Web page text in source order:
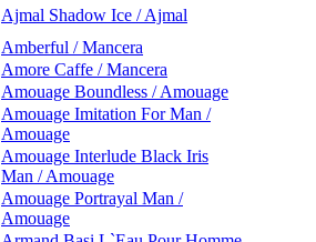
Ajmal Shadow Ice / Ajmal
Amberful / Mancera
Amore Caffe / Mancera
Amouage Boundless / Amouage
Amouage Imitation For Man /
Amouage
Amouage Interlude Black Iris
Man / Amouage
Amouage Portrayal Man /
Amouage